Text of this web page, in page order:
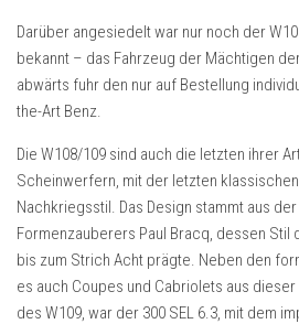
Darüber angesiedelt war nur noch der
bekannt – das Fahrzeug der Mächtigen
abwärts fuhr den nur auf Bestellung
the-Art Benz.
Die W108/109 sind auch die letzten ihrer
Scheinwerfern, mit der letzten
Nachkriegsstil. Das Design stammt aus
Formenzauberers Paul Bracq, dessen Stil
bis zum Strich Acht prägte. Neben den
es auch Coupes und Cabriolets aus
des W109, war der 300 SEL 6.3, mit dem